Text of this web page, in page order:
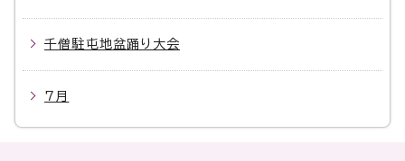
千僧駐屯地盆踊り大会
7月